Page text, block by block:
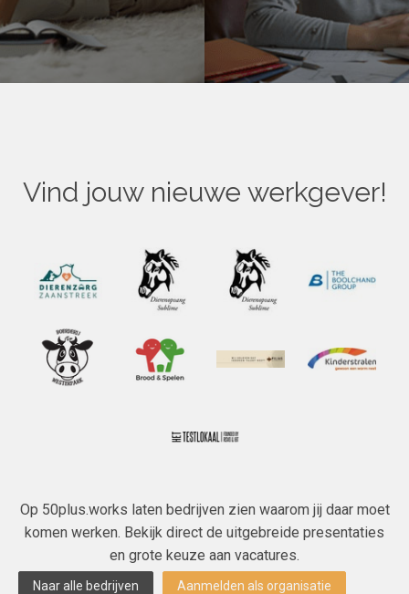
Vind jouw nieuwe werkgever!
Op 50plus.works laten bedrijven zien waarom jij daar moet
komen werken. Bekijk direct de uitgebreide presentaties
en grote keuze aan vacatures.
Naar alle bedrijven Aanmelden als organisatie